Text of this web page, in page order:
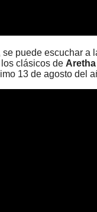
puede escuchar
clásicos de Aretha
13 de agosto del